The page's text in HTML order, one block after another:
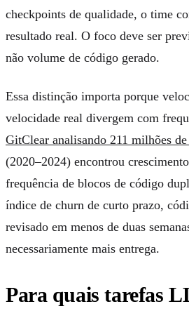
checkpoints de qualidade, o time
resultado real. O foco deve ser
não volume de código gerado.
Essa distinção importa porque
velocidade real divergem com
GitClear analisando 211 milhões
(2020–2024) encontrou
frequência de blocos de código
índice de churn de curto prazo,
revisado em menos de duas
necessariamente mais entrega.
Para quais tarefas